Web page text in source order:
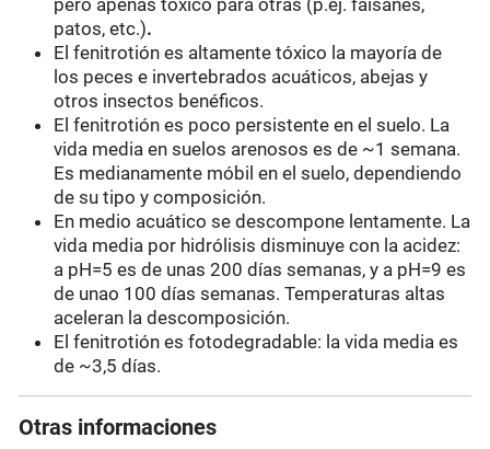
pero apenas tóxico para otras (p.ej. faisanes,
patos, etc.).
El fenitrotión es altamente tóxico la mayoría de
los peces e invertebrados acuáticos, abejas y
otros insectos benéficos.
El fenitrotión es poco persistente en el suelo. La
vida media en suelos arenosos es de ~1 semana.
Es medianamente móbil en el suelo, dependiendo
de su tipo y composición.
En medio acuático se descompone lentamente. La
vida media por hidrólisis disminuye con la acidez:
a pH=5 es de unas 200 días semanas, y a pH=9 es
de unao 100 días semanas. Temperaturas altas
aceleran la descomposición.
El fenitrotión es fotodegradable: la vida media es
de ~3,5 días.
Otras informaciones